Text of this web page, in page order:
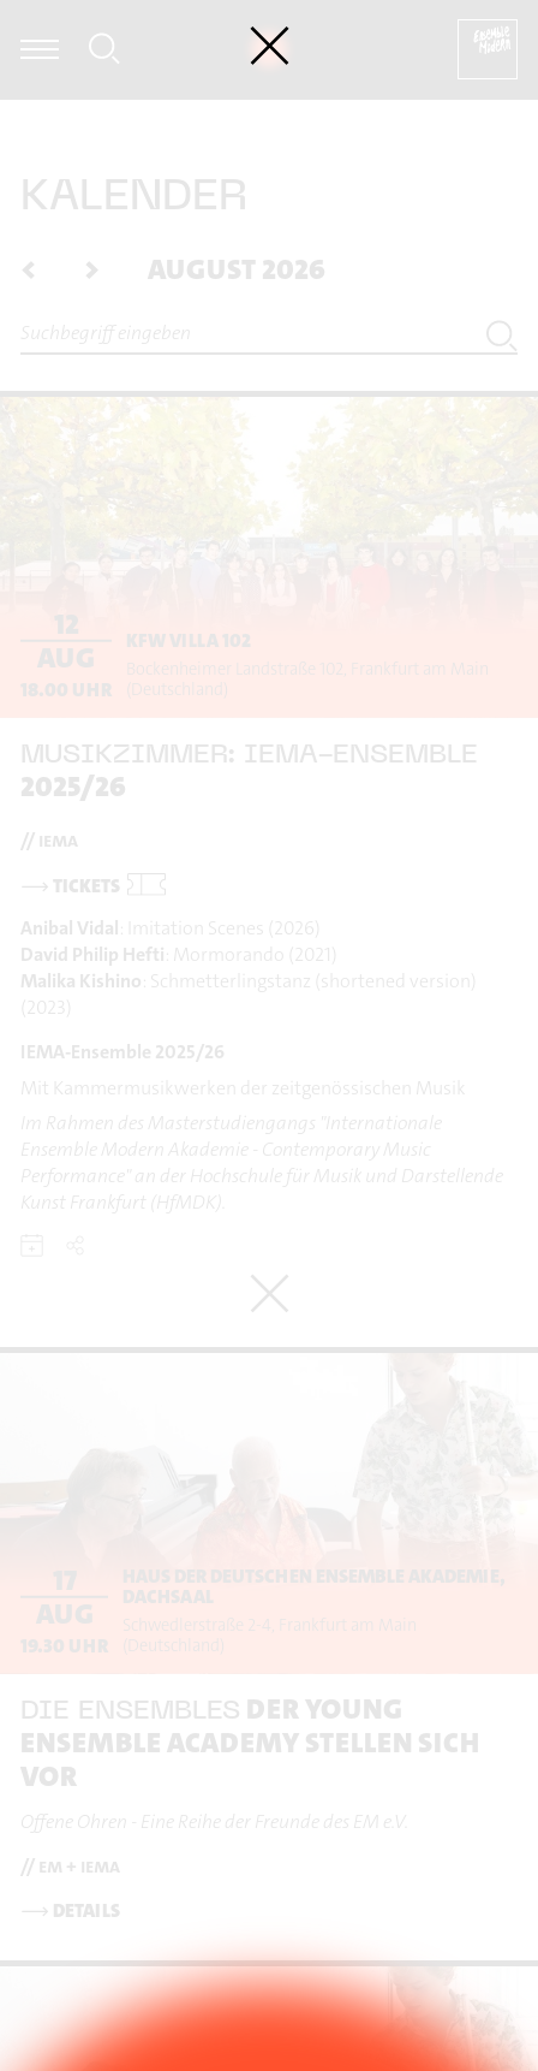
Kasakawa - Heinz Holliger: Souvenir trémaësques (excerpt)
KALENDER
< > AUGUST 2026
12
AUG
18.00 UHR
KFW VILLA 102
Bockenheimer Landstraße 102
Frankfurt am Main
(Deutschland)
MUSIKZIMMER: IEMA-ENSEMBLE
2025/26
// iema
⟶ TICKETS
Anibal Vidal : Imitation Scenes (2026)
David Philip Hefti : Mormorando (2021)
Malika Kishino : Schmetterlingstanz (shortened version)
(2023)
IEMA-Ensemble 2025/26
Mit Kammermusikwerken der zeitgenössischen Musik
Im Rahmen des Masterstudiengangs "Internationale
Ensemble Modern Akademie - Contemporary Music
Performance" an der Hochschule für Musik und Darstellende
Kunst Frankfurt (HfMDK).
17
AUG
19.30 UHR
HAUS DER DEUTSCHEN ENSEMBLE AKADEMIE,
DACHSAAL
Schwedlerstraße 2-4
Frankfurt am Main
(Deutschland)
DIE ENSEMBLES DER YOUNG
ENSEMBLE ACADEMY STELLEN SICH
VOR
Offene Ohren - Eine Reihe der Freunde des EM e.V.
// em + iema
⟶ DETAILS